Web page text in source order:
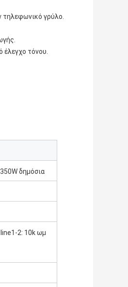
τηλεφωνικό γρύλο.
έλεγχο τόνου.
δημόσια
line1-2: 10k ωμ